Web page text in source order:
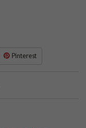
Pinterest